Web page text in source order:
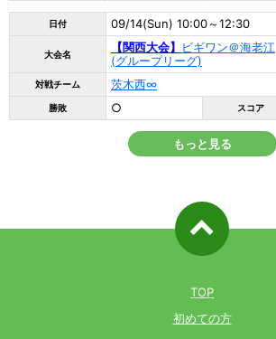
日付 09/14(Sun) 10:00～12:30
大会名 【関西大会】
ビギワン＠海老江
(グループリーグ)
対戦チーム 茨木西∞
勝敗 ○ スコア
もっと見る
TOP
初めての方